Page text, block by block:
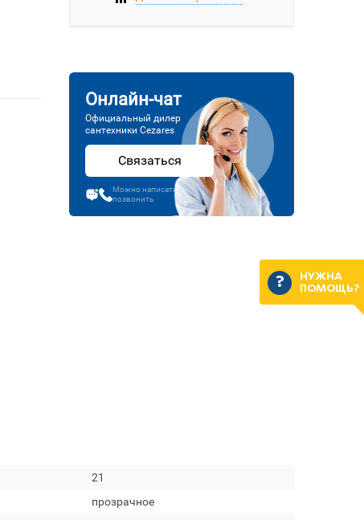
Онлайн-чат
Официальный дилер
сантехники Cezares
Связаться
Можно написать или
позвонить
21
прозрачное
НУЖНА
ПОМОЩЬ?